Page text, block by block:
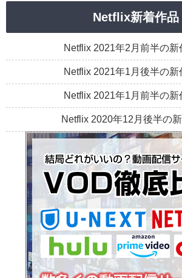
Netflix新着作品
Netflix 2021年2月前半の新
Netflix 2021年1月後半の新
Netflix 2021年1月前半の新
Netflix 2020年12月後半の